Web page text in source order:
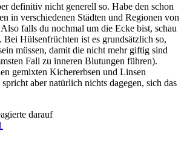
definitiv nicht generell so. Habe den schon
in verschiedenen Städten und Regionen von
falls du nochmal um die Ecke bist, schau
Hülsenfrüchten ist es grundsätzlich so,
müssen, damit die nicht mehr giftig sind
Fall zu inneren Blutungen führen).
gemixten Kichererbsen und Linsen
aber natürlich nichts dagegen, sich das
darauf